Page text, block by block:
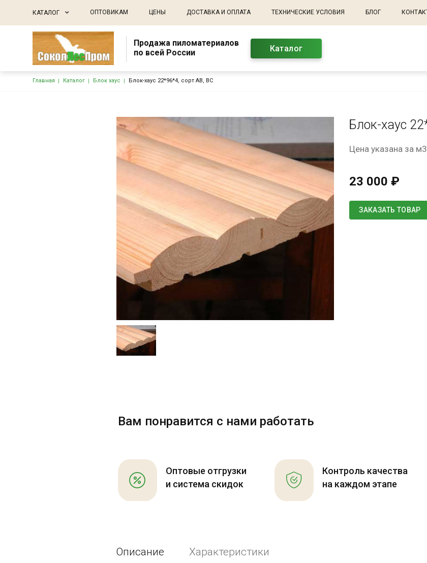
Основная навигация
КАТАЛОГ ОПТОВИКАМ ЦЕНЫ ДОСТАВКА И ОПЛАТА ТЕХНИЧЕСКИЕ УСЛОВИЯ БЛОГ
Продажа пиломатериалов
по всей России
Каталог
Строка навигации
Главная Каталог Блок хаус Блок-хаус 22*96*4, сорт АВ, ВС
Блок-хаус
Цена указана за
23 000 ₽
ЗАКАЗАТЬ ТОВАР
Вам понравится с нами работать
Оптовые отгрузки
и система скидок
Контроль качества
на каждом этапе
Описание Характеристики